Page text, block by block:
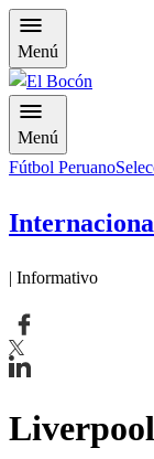
Menú
Menú
Fútbol Peruano
| Informativo